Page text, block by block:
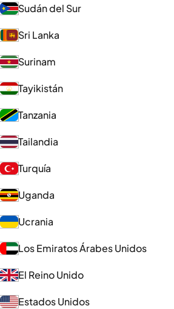
Sudán del Sur
Sri Lanka
Surinam
Tayikistán
Tanzania
Tailandia
Turquía
Uganda
Ucrania
Los Emiratos Árabes Unidos
El Reino Unido
Estados Unidos